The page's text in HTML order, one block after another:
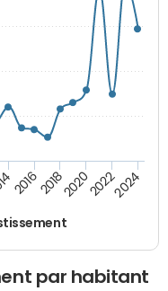
20162018202020222024
par habitant